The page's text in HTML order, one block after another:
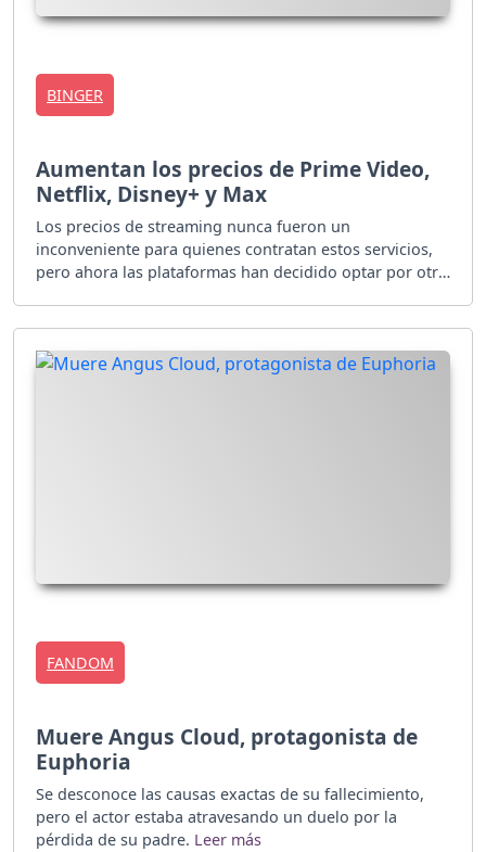
BINGER
Aumentan los precios de Prime Video,
Netflix, Disney+ y Max
Los precios de streaming nunca fueron un
inconveniente para quienes contratan estos servicios,
pero ahora las plataformas han decidido optar por otro
FANDOM
Muere Angus Cloud, protagonista de
Euphoria
Se desconoce las causas exactas de su fallecimiento,
pero el actor estaba atravesando un duelo por la
pérdida de su padre.